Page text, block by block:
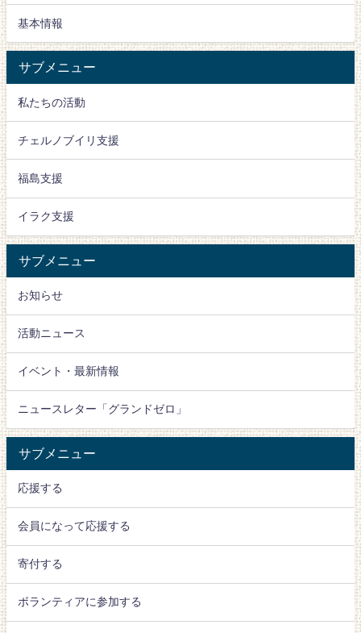
基本情報
サブメニュー
私たちの活動
チェルノブイリ支援
福島支援
イラク支援
サブメニュー
お知らせ
活動ニュース
イベント・最新情報
ニュースレター「グランドゼロ」
サブメニュー
応援する
会員になって応援する
寄付する
ボランティアに参加する